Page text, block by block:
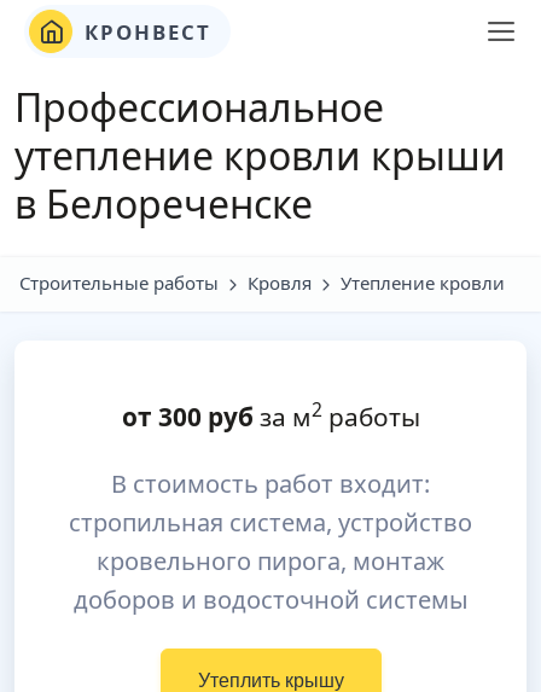
КРОНВЕСТ
Профессиональное
утепление кровли крыши
в Белореченске
Строительные работы Кровля Утепление кровли
от 300руб за м2работы
В стоимость работ входит:
стропильная система, устройство
кровельного пирога, монтаж
доборов и водосточной системы
Утеплить крышу